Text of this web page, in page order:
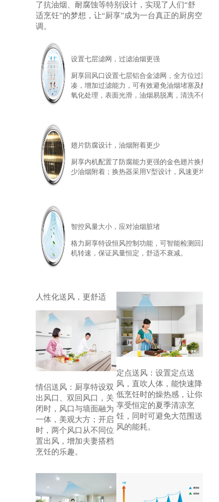
了抗油烟、耐腐蚀等特别设计，实现了人们“舒
适烹饪”的梦想，让“厨享”成为一台真正的厨房空
调。
设置七层滤网，过滤油烟更强
厨享回风口设置七层铝合金滤网，全方位过滤
凑，增加过滤能力，可有效避免油烟堵塞及酸性
氧化处理，表面光滑，油烟易脱离，清洗不伤手
翅片防腐设计，油烟附着更少
厨享内机配置了防腐能力更强的金色翅片换热
少油烟附着；换热器采用V型设计，风速更均匀
智控风量大小，应对油烟脏堵
格力厨享特设恒风控制功能，可智能检测回风口
机转速，保证风量恒定，舒适不衰减。
人性化送风，更舒适
情侣送风：厨享特设双
出风口、双回风口，关
闭时，风口与墙面融为
一体，美观大方；开启
时，两个风口从不同位
置出风，增加夫妻搭档
烹饪的乐趣。
定点送风：设置定点送
风，直吹人体，能快速降
低烹饪时的燥热感，让你
享受恒定的夏季清凉烹
饪，同时可避免大范围送
风的能耗。